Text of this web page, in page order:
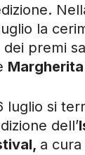
la
dei premi
luglio si
dell’
a cura